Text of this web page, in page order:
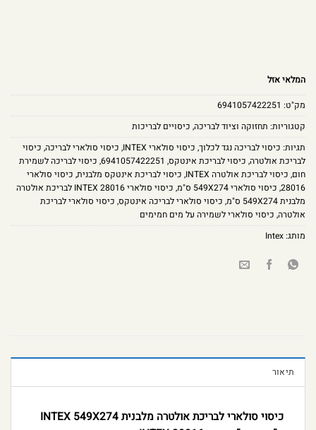
המלאי אזל
מק"ט: 6941057422251
קטגוריות: תחזוקה וציוד לבריכה, כיסויים לבריכות
תגיות: כיסוי לבריכה נגד לכלוך, כיסוי סולארי INTEX , כיסוי סולארי לבריכה, כיסוי
לבריכת אולטרה, כיסוי לבריכת אינטקס,
6941057422251
, כיסוי לבריכה לשמירת
חום, כיסוי לבריכת אולטרה INTEX , כיסוי לבריכת אינטקס מלבנית, כיסוי סולארי
28016
, כיסוי סולארי 549X274 ס"מ ,
כיסוי סולארי INTEX 28016 לבריכת אולטרה
מלבנית 549X274 ס"מ
, כיסוי סולארי לבריכה אינטקס, כיסוי סולארי לבריכת
אולטרה, כיסוי סולארי לשמירה על מים חמימים
מותג:Intex
תיאור
כיסוי סולארי לבריכת אולטרה מלבנית INTEX 549X274